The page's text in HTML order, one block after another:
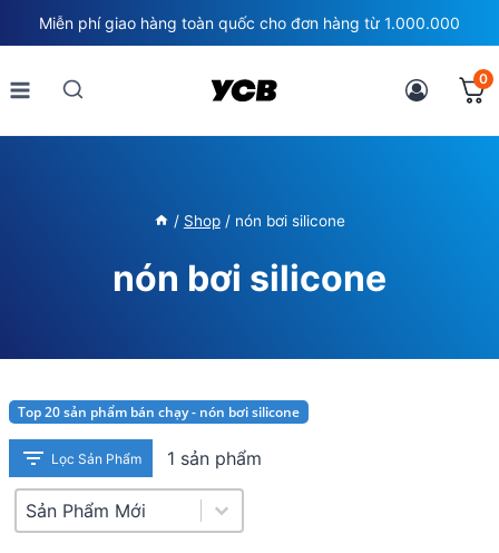
to
content
Miễn phí giao hàng toàn quốc cho đơn hàng từ 1.000.000
0
/ Shop / nón bơi silicone
nón bơi silicone
Top 20 sản phẩm bán chạy - nón bơi silicone
Lọc Sản Phẩm 1 sản phẩm
Product Sort
Sort content